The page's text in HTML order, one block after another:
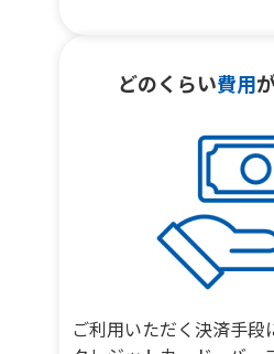
どのくらい費用
ご利用いただく決済手段